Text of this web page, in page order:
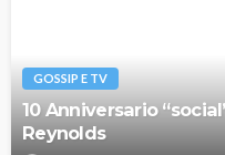
GOSSIP E TV
10 Anniversario
Reynolds